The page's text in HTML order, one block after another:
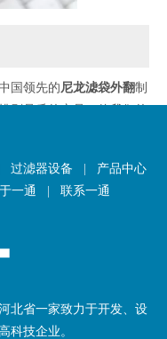
国领先的尼龙滤袋外翻制
售后服务。如果您对我们
咨询我们，我们会及时回
过滤器设备
产品中心
一通 联系一通
北省一家致力于开发、设
科技企业。